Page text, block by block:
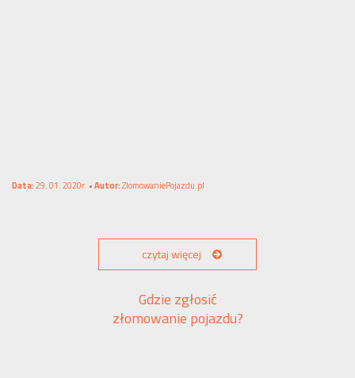
Data:29. 01. 2020r. •Autor:ZlomowaniePojazdu.pl
czytaj więcej
Gdzie zgłosić
złomowanie pojazdu?